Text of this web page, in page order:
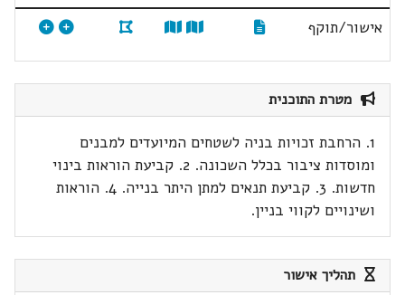
אישור/תוקף
מטרת התוכנית
1. הרחבת זכויות בניה לשטחים המיועדים למבנים
ומוסדות ציבור בכלל השכונה. 2. קביעת הוראות בינוי
חדשות. 3. קביעת תנאים למתן היתר בנייה. 4. הוראות
ושינויים לקווי בניין.
תהליך אישור